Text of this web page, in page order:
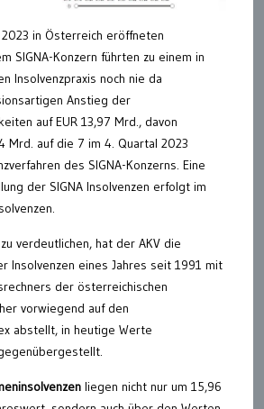
in Österreich eröffneten
SIGNA-Konzern führten zu einem in
Insolvenzpraxis noch nie da
Anstieg der
auf EUR 13,97 Mrd., davon
Mrd. auf die 7 im 4. Quartal 2023
des SIGNA-Konzerns. Eine
der SIGNA Insolvenzen erfolgt im
verdeutlichen, hat der AKV die
Insolvenzen eines Jahres seit 1991 mit
der österreichischen
vorwiegend auf den
abstellt, in heutige Werte
liegen nicht nur um 15,96